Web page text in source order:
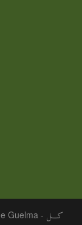
Guelma - كـــل